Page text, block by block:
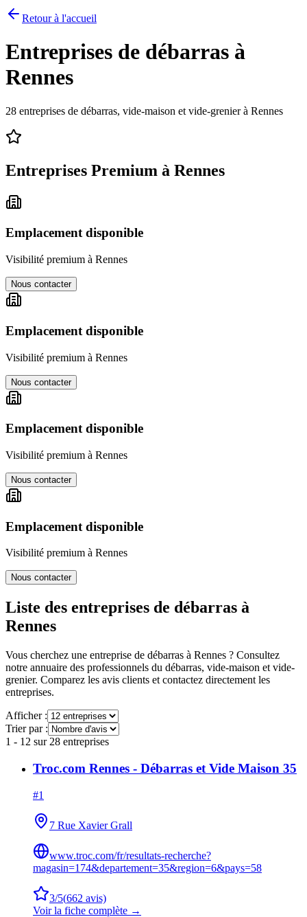
Retour à l'accueil
Entreprises de débarras à
Rennes
28 entreprises de débarras, vide-maison et vide-grenier à Rennes
Entreprises Premium à Rennes
Emplacement disponible
Visibilité premium à Rennes
Nous contacter
Emplacement disponible
Visibilité premium à Rennes
Nous contacter
Emplacement disponible
Visibilité premium à Rennes
Nous contacter
Emplacement disponible
Visibilité premium à Rennes
Nous contacter
Liste des entreprises de débarras à
Rennes
Vous cherchez une entreprise de débarras à Rennes ? Consultez
notre annuaire des professionnels du débarras, vide-maison et vide-
grenier. Comparez les avis clients et contactez directement les
entreprises.
Afficher :
Trier par :
1 - 12 sur 28 entreprises
Troc.com Rennes - Débarras et Vide Maison 35
#1
7 Rue Xavier Grall
www.troc.com/fr/resultats-recherche?
magasin=174&departement=35&region=6&pays=58
3/5(662 avis)
Voir la fiche complète →